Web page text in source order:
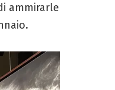
ammirarle